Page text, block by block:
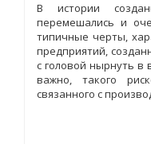
В истории
перемешались и
типичные черты,
предприятий,
с головой нырнуть в
важно, такого
связанного с